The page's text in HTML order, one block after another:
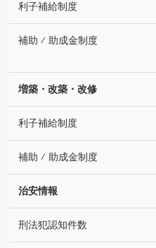
利子補給制度
補助 ⁄ 助成金制度
増築・改築・改修
利子補給制度
補助 ⁄ 助成金制度
治安情報
刑法犯認知件数